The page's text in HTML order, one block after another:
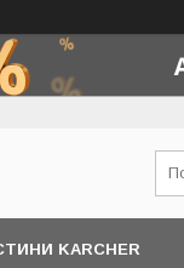
KARCHER